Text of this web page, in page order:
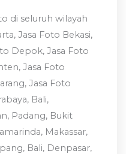
di seluruh wilayah
Jasa Foto Bekasi,
Depok, Jasa Foto
Jasa Foto
Jasa Foto
Bali,
Padang, Bukit
Makassar,
Bali, Denpasar,